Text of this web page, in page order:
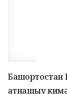
ҡатнашыу